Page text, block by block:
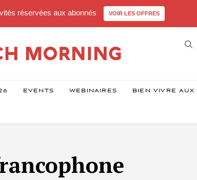
réservées aux abonnés VOIR LES OFFRES
EVENTS WEBINAIRES BIEN VIVRE AUX